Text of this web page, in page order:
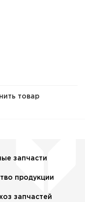
товар
запчасти
продукции
запчастей